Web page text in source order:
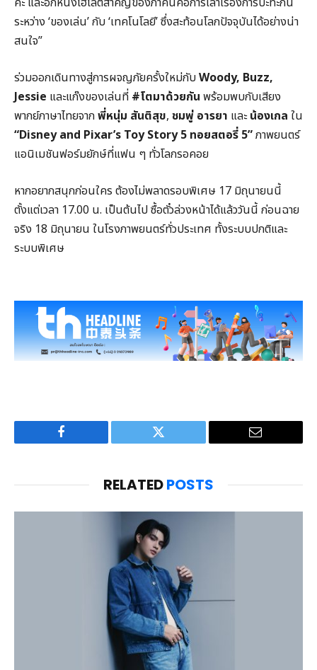
ระหว่าง ‘ของเล่น’ กับ ‘เทคโนโลยี’ ซึ่งสะท้อนโลกปัจจุบันได้อย่างน่า
สนใจ”
ร่วมออกเดินทางสู่การผจญภัยครั้งใหม่กับWoody, Buzz,
Jessie และแก๊งของเล่นที่ #โตมาด้วยกัน พร้อมพบกับเสียง
พากย์ภาษาไทยจากพี่หนุ่ม สันติสุข, ชมพู่ อารยา และน้องเกล ใน
“Disney and Pixar’s Toy Story 5 ทอยสตอรี่ 5”ภาพยนตร์
แอนิเมชันฟอร์มยักษ์ที่แฟน ๆ ทั่วโลกรอคอย
หากอยากสนุกก่อนใคร ต้องไม่พลาดรอบพิเศษ 17 มิถุนายนนี้
ตั้งแต่เวลา 17.00 น. เป็นต้นไป ซื้อตั๋วล่วงหน้าได้แล้ววันนี้ ก่อนฉาย
จริง 18 มิถุนายน ในโรงภาพยนตร์ทั่วประเทศ ทั้งระบบปกติและ
ระบบพิเศษ
Facebook Twitter Email
RELATEDPOSTS